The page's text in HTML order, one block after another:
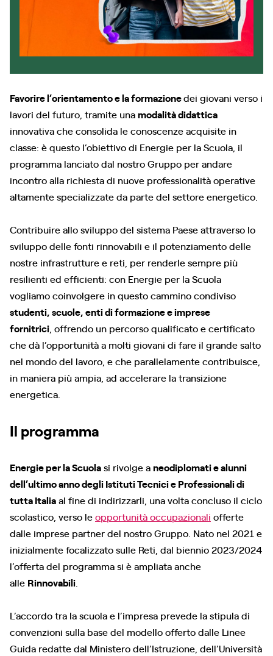
Favorire l’orientamento e la formazionedei giovani verso i
lavori del futuro, tramite unamodalità didattica
innovativa che consolida le conoscenze acquisite in
classe: è questo l’obiettivo di Energie per la Scuola, il
programma lanciato dal nostro Gruppo per andare
incontro alla richiesta di nuove professionalità operative
altamente specializzate da parte del settore energetico.
Contribuire allo sviluppo del sistema Paese attraverso lo
sviluppo delle fonti rinnovabili e il potenziamento delle
nostre infrastrutture e reti, per renderle sempre più
resilienti ed efficienti: con Energie per la Scuola
vogliamo coinvolgere in questo cammino condiviso
studenti, scuole, enti di formazione e imprese
fornitrici , offrendo un percorso qualificato e certificato
che dà l’opportunità a molti giovani di fare il grande salto
nel mondo del lavoro, e che parallelamente contribuisce,
in maniera più ampia, ad accelerare la transizione
energetica.
Il programma
Energie per la Scuolasi rivolge aneodiplomati e alunni
dell’ultimo anno degli Istituti Tecnici e Professionali di
tutta Italiaal fine di indirizzarli, una volta concluso il ciclo
scolastico, verso leopportunità occupazionali offerte
dalle imprese partner del nostro Gruppo. Nato nel 2021 e
inizialmente focalizzato sulle Reti, dal biennio 2023/2024
l’offerta del programma si è ampliata anche
alle Rinnovabili
L’accordo tra la scuola e l’impresa prevede la stipula di
convenzioni sulla base del modello offerto dalle Linee
Guida redatte dal Ministero dell’Istruzione, dell’Università